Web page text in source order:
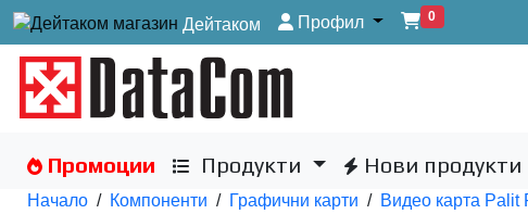
Дейтаком Профил 0
Промоции Продукти Нови продукти
Начало / Компоненти / Графични карти / Видео карта Palit